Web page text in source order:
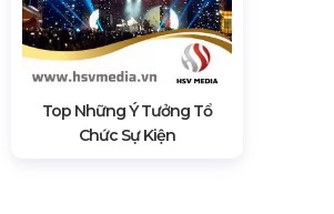
Top Những Ý Tưởng Tổ
Chức Sự Kiện